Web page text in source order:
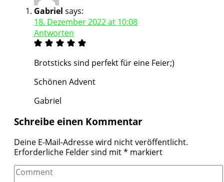
Gabriel says:
18. Dezember 2022 at 10:08
Antworten
Brotsticks sind perfekt für eine Feier;)
Schönen Advent
Gabriel
Schreibe einen Kommentar
Deine E-Mail-Adresse wird nicht veröffentlicht.
Erforderliche Felder sind mit* markiert
Comment